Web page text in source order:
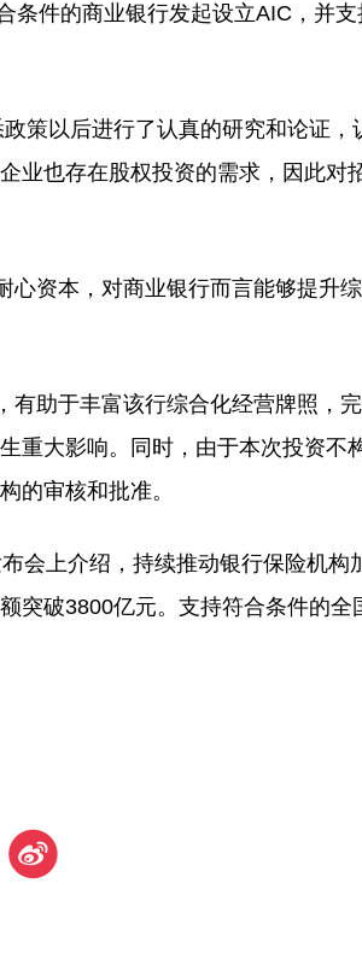
件的商业银行发起设立AIC，并
策以后进行了认真的研究和论证，
业也存在股权投资的需求，因此对
资本，对商业银行而言能够提升
助于丰富该行综合化经营牌照，
重大影响。同时，由于本次投资不
的审核和批准。
会上介绍，持续推动银行保险机构
突破3800亿元。支持符合条件的全